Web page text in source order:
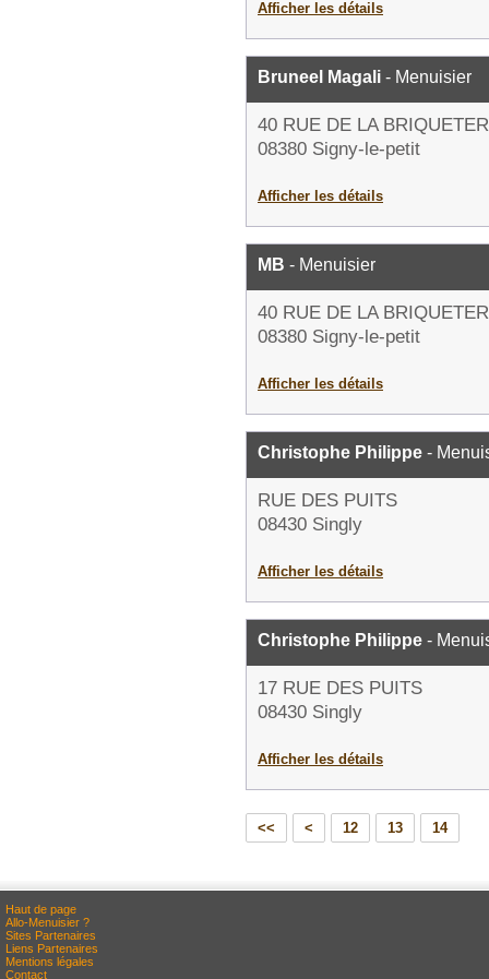
Afficher les détails
Bruneel Magali - Menuisier
40 RUE DE LA
08380 Signy-le-petit
Afficher les détails
MB - Menuisier
40 RUE DE LA
08380 Signy-le-petit
Afficher les détails
Christophe Philippe -
RUE DES PUITS
08430 Singly
Afficher les détails
Christophe Philippe -
17 RUE DES PUITS
08430 Singly
Afficher les détails
<< < 12 13 14
Haut de page
Allo-Menuisier ?
Sites Partenaires
Liens Partenaires
Mentions légales
Contact